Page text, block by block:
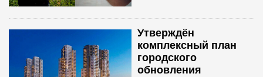
Утверждён
комплексный план
городского
обновления